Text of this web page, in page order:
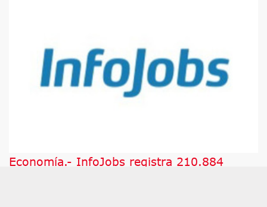
Economía.- InfoJobs registra 210.884